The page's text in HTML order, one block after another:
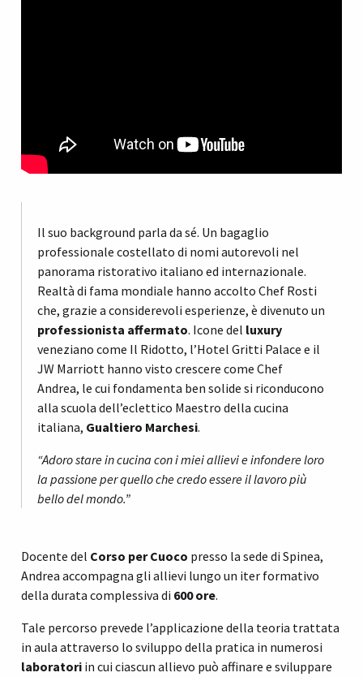
Il suo background parla da sé. Un bagaglio
professionale costellato di nomi autorevoli nel
panorama ristorativo italiano ed internazionale.
Realtà di fama mondiale hanno accolto Chef Rosti
che, grazie a considerevoli esperienze, è divenuto un
professionista affermato. Icone del luxury
veneziano come Il Ridotto, l’Hotel Gritti Palace e il
JW Marriott hanno visto crescere come Chef
Andrea, le cui fondamenta ben solide si riconducono
alla scuola dell’eclettico Maestro della cucina
italiana, Gualtiero Marchesi.
“Adoro stare in cucina con i miei allievi e infondere loro
la passione per quello che credo essere il lavoro più
bello del mondo.”
Docente del Corso per Cuoco presso la sede di Spinea,
Andrea accompagna gli allievi lungo un iter formativo
della durata complessiva di 600 ore.
Tale percorso prevede l’applicazione della teoria trattata
in aula attraverso lo sviluppo della pratica in numerosi
laboratori in cui ciascun allievo può affinare e sviluppare